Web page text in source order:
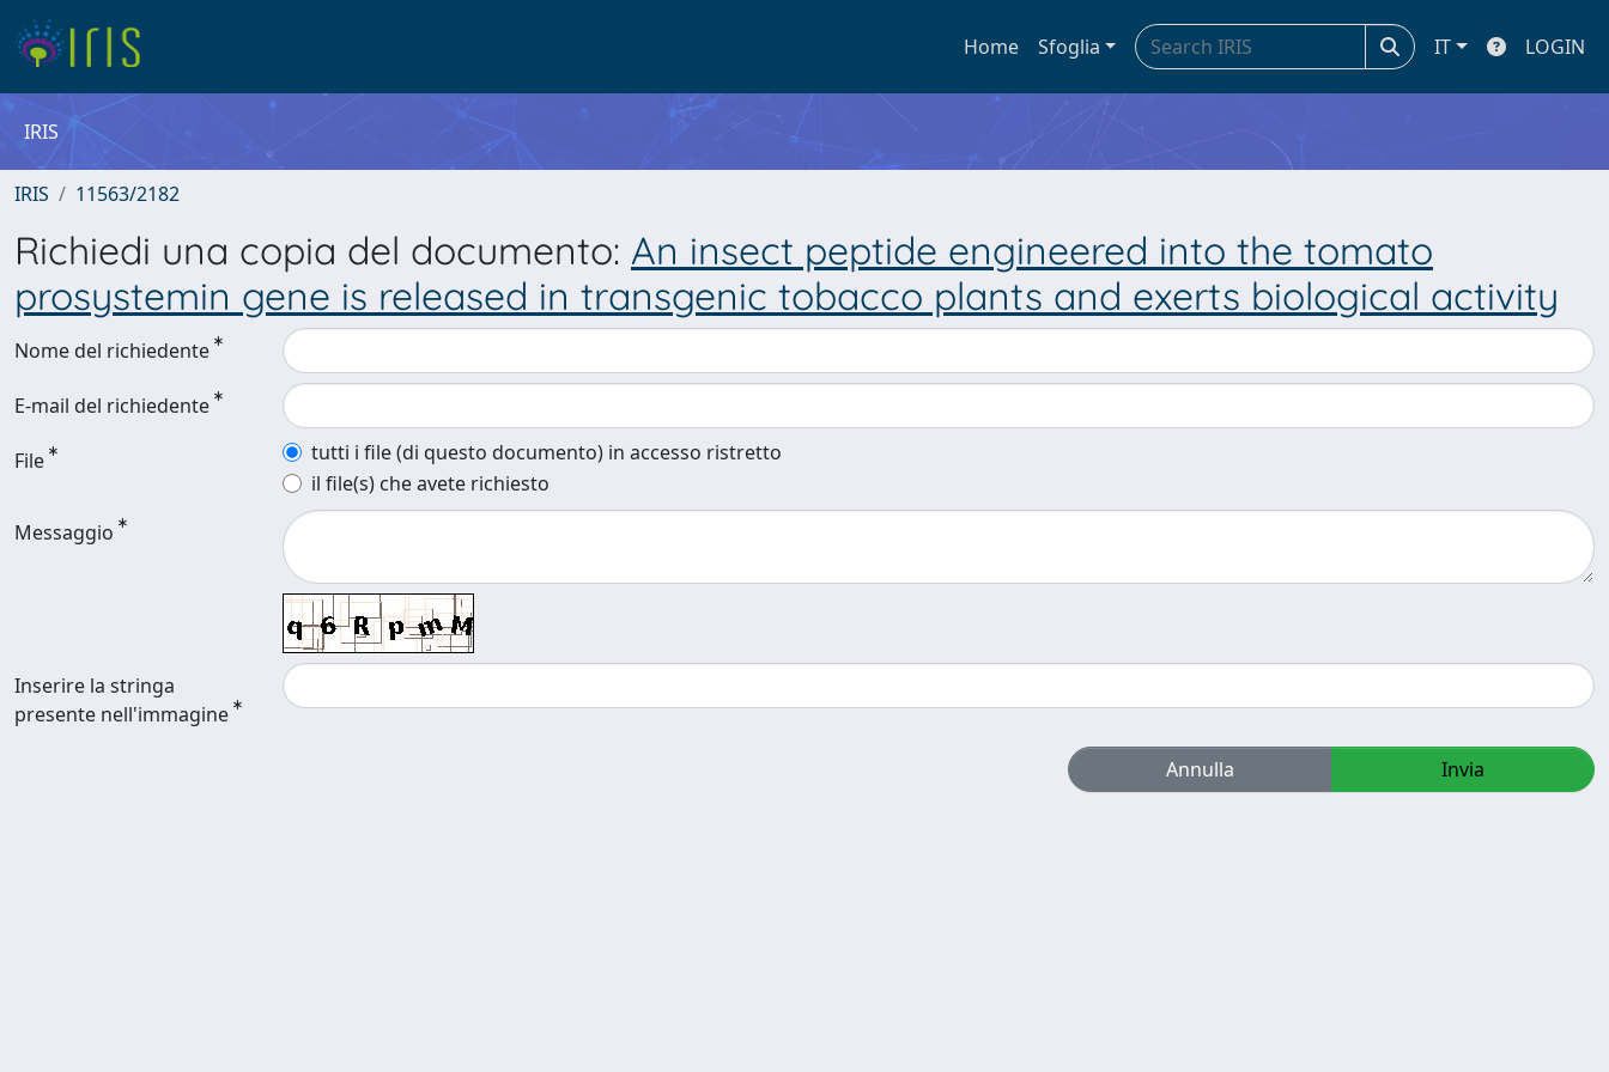
Home Sfoglia IT LOGIN
IRIS
IRIS 11563/2182
Richiedi una copia del documento: An insect peptide engineered into the tomato
prosystemin gene is released in transgenic tobacco plants and exerts biological activity
Nome del richiedente
E-mail del richiedente
File
tutti i file (di questo documento) in accesso ristretto
il file(s) che avete richiesto
Messaggio
Inserire la stringa
presente nell'immagine
Annulla Invia